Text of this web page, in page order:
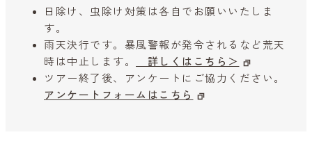
日除け、虫除け対策は各自でお願いいたしま
す。
雨天決行です。暴風警報が発令されるなど荒天
時は中止します。
詳しくはこちら＞
ツアー終了後、アンケートにご協力ください。
アンケートフォームはこちら